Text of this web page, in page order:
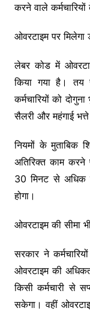
करने वाले
ओवरटाइम पर
लेबर कोड में
किया गया है।
कर्मचारियों को
सैलरी और महंगाई
नियमों के मुताबिक
अतिरिक्त काम
30 मिनट से अधिक
होगा।
ओवरटाइम की सीमा
सरकार ने
ओवरटाइम की
किसी कर्मचारी से
सकेगा। वहीं